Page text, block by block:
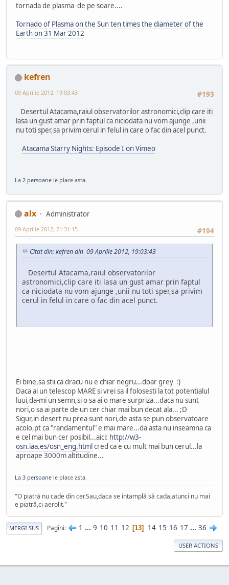
tornada de plasma de pe soare....
Tornado of Plasma on the Sun ten times the diameter of the
Earth on 31 Mar 2012
kefren
#193
09 Aprilie 2012, 19:03:43
Desertul Atacama,raiul observatorilor astronomici,clip care iti
lasa un gust amar prin faptul ca niciodata nu vom ajunge ,unii
nu toti sper,sa privim cerul in felul in care o fac din acel punct.
Atacama Starry Nights: Episode I on Vimeo
La 2 persoane le place asta.
alx
Administrator
#194
09 Aprilie 2012, 21:31:15
Citat din: kefren din 09 Aprilie 2012, 19:03:43
Desertul Atacama,raiul observatorilor
astronomici,clip care iti lasa un gust amar prin faptul
ca niciodata nu vom ajunge ,unii nu toti sper,sa privim
cerul in felul in care o fac din acel punct.
Ei bine,sa stii ca dracu nu e chiar negru...doar grey :)
Daca ai un telescop MARE si vrei sa il folosesti la tot potentialul
luui,da-mi un semn,si o sa ai o mare surpriza...daca nu sunt
nori,o sa ai parte de un cer chiar mai bun decat ala... ;D
Sigur,in desert nu prea sunt nori,de asta se pun observatoare
acolo,pt ca "randamentul" e mai mare...da asta nu inseamna ca
e cel mai bun cer posibil...aici: http://w3-
osn.iaa.es/osn_eng.htmlcred ca e cu mult mai bun cerul...la
aproape 3000m altitudine...
La 3 persoane le place asta.
"O piatră nu cade din cer.Sau,daca se intamplă să cada,atunci nu mai
e piatră,ci aerolit."
MERGI SUS Pagini 1 ... 9 10 11 12 13 14 15 16 17 ... 36
USER ACTIONS